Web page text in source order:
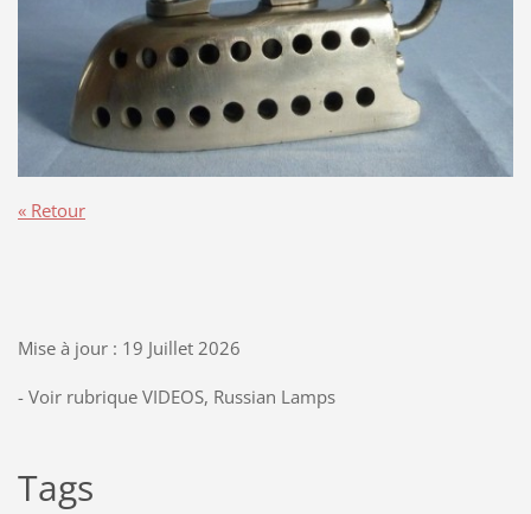
« Retour
Mise à jour : 19 Juillet 2026
- Voir rubrique VIDEOS, Russian Lamps
Tags